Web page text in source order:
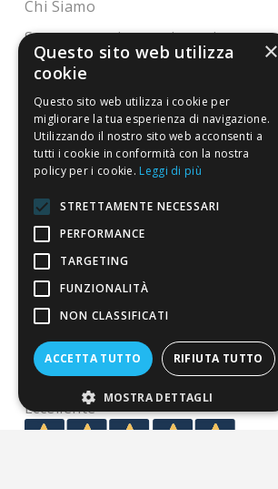
Chi Siamo
Sostegno e riconoscimenti
Servizio clienti
FAQ
Riferimenti da controllare
Condizioni di vendita
Termini di vendita
Spedizione
Pagamenti
Resi
Eccellente
×
Questo sito web utilizza
cookie
Questo sito web utilizza i cookie per
migliorare la tua esperienza di navigazione.
Utilizzando il nostro sito web acconsenti a
tutti i cookie in conformità con la nostra
policy per i cookie. Leggi di più
STRETTAMENTE NECESSARI
PERFORMANCE
TARGETING
FUNZIONALITÀ
NON CLASSIFICATI
ACCETTA TUTTO RIFIUTA TUTTO
MOSTRA DETTAGLI